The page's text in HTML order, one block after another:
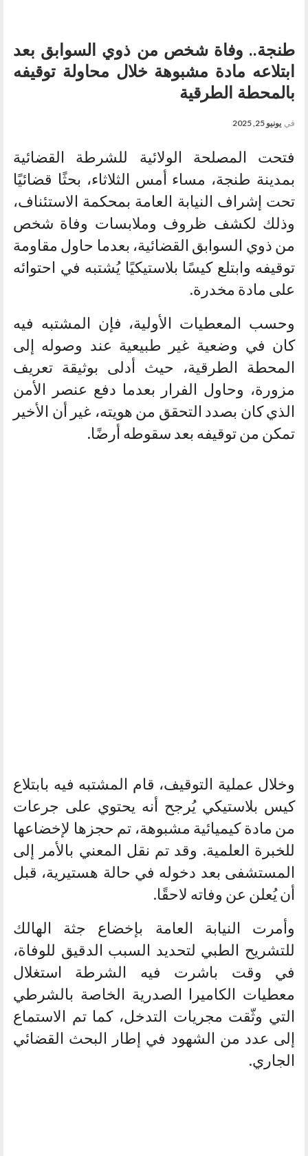
طنجة.. وفاة شخص من ذوي السوابق بعد
ابتلاعه مادة مشبوهة خلال محاولة توقيفه
بالمحطة الطرقية
في يونيو 25, 2025
فتحت المصلحة الولائية للشرطة القضائية
بمدينة طنجة، مساء أمس الثلاثاء، بحثًا قضائيًا
تحت إشراف النيابة العامة بمحكمة الاستئناف،
وذلك لكشف ظروف وملابسات وفاة شخص
من ذوي السوابق القضائية، بعدما حاول مقاومة
توقيفه وابتلع كيسًا بلاستيكيًا يُشتبه في احتوائه
على مادة مخدرة.
وحسب المعطيات الأولية، فإن المشتبه فيه
كان في وضعية غير طبيعية عند وصوله إلى
المحطة الطرقية، حيث أدلى بوثيقة تعريف
مزورة، وحاول الفرار بعدما دفع عنصر الأمن
الذي كان بصدد التحقق من هويته، غير أن الأخير
تمكن من توقيفه بعد سقوطه أرضًا.
وخلال عملية التوقيف، قام المشتبه فيه بابتلاع
كيس بلاستيكي يُرجح أنه يحتوي على جرعات
من مادة كيميائية مشبوهة، تم حجزها لإخضاعها
للخبرة العلمية. وقد تم نقل المعني بالأمر إلى
المستشفى بعد دخوله في حالة هستيرية، قبل
أن يُعلن عن وفاته لاحقًا.
وأمرت النيابة العامة بإخضاع جثة الهالك
للتشريح الطبي لتحديد السبب الدقيق للوفاة،
في وقت باشرت فيه الشرطة استغلال
معطيات الكاميرا الصدرية الخاصة بالشرطي
التي وثّقت مجريات التدخل، كما تم الاستماع
إلى عدد من الشهود في إطار البحث القضائي
الجاري.